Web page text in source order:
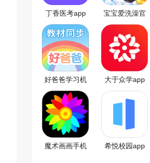
丁香医考app
宝宝爱洗澡官
方版
好爸爸学习机 大于众学app
魔术画画手机
希悦校园app